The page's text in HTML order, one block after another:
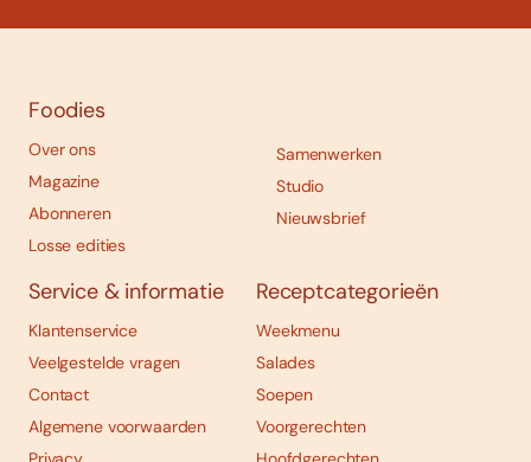
Foodies
Over ons
Magazine
Abonneren
Losse edities
Samenwerken
Studio
Nieuwsbrief
Service & informatie
Klantenservice
Veelgestelde vragen
Contact
Algemene voorwaarden
Receptcategorieën
Weekmenu
Salades
Soepen
Voorgerechten